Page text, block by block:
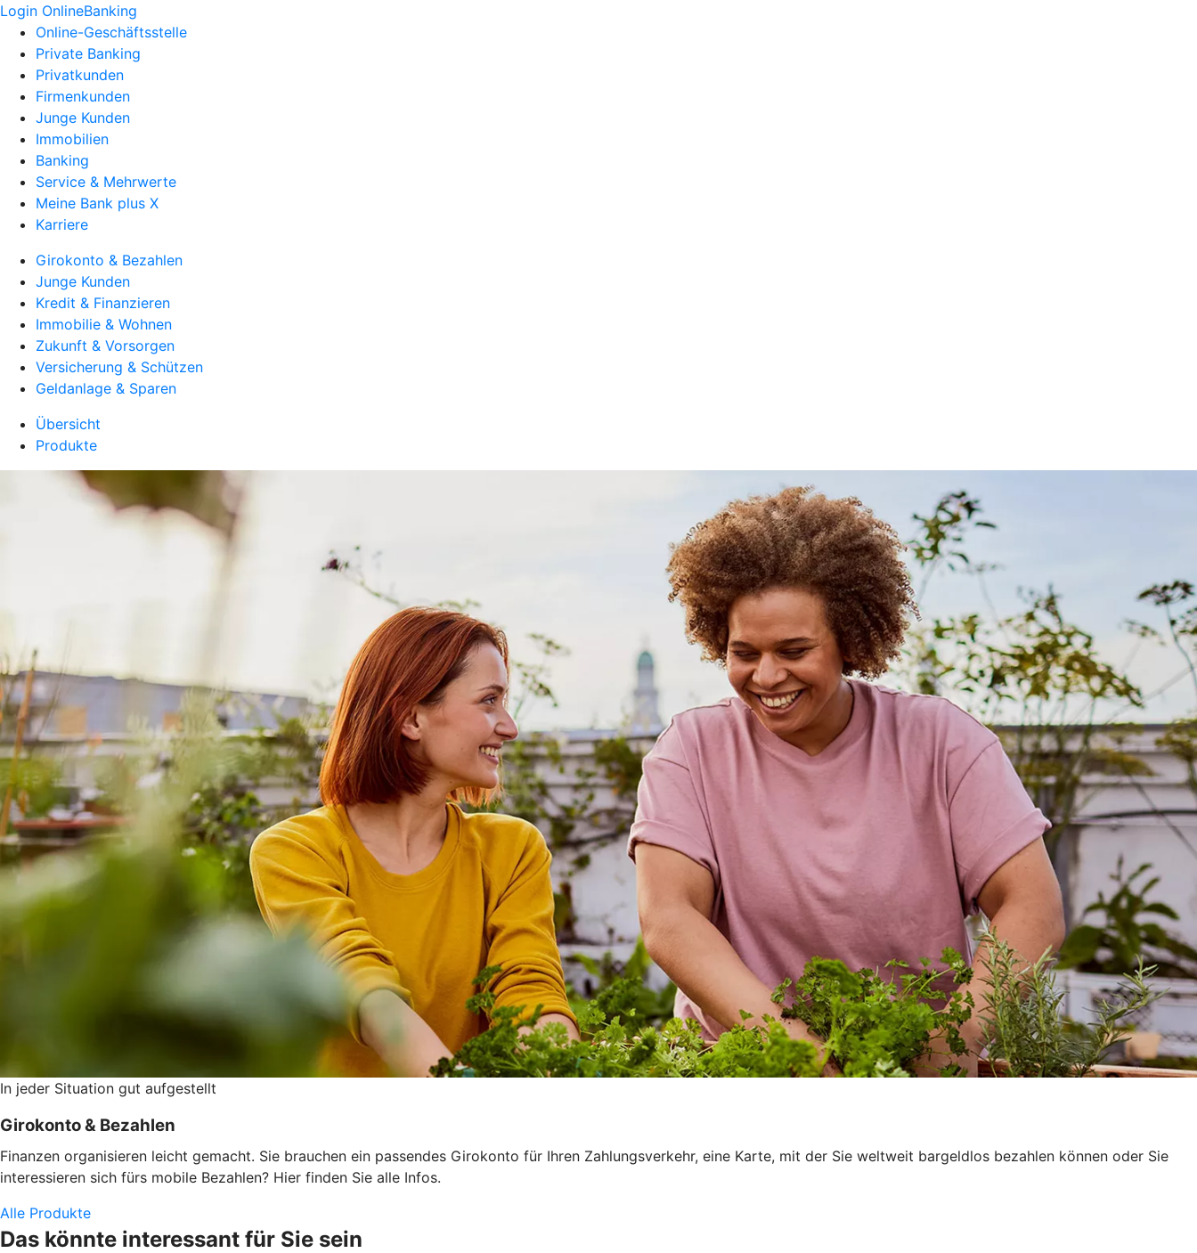
Login OnlineBanking
Online-Geschäftsstelle
Private Banking
Privatkunden
Firmenkunden
Junge Kunden
Immobilien
Banking
Service & Mehrwerte
Meine Bank plus X
Karriere
Girokonto & Bezahlen
Junge Kunden
Kredit & Finanzieren
Immobilie & Wohnen
Zukunft & Vorsorgen
Versicherung & Schützen
Geldanlage & Sparen
Übersicht
Produkte
In jeder Situation gut aufgestellt
Girokonto & Bezahlen
Finanzen organisieren leicht gemacht. Sie brauchen ein passendes Girokonto für Ihren Zahlungsverkehr, eine Karte, mit der Sie weltweit bargeldlos bezahlen können oder Sie
interessieren sich fürs mobile Bezahlen? Hier finden Sie alle Infos.
Alle Produkte
Das könnte interessant für Sie sein